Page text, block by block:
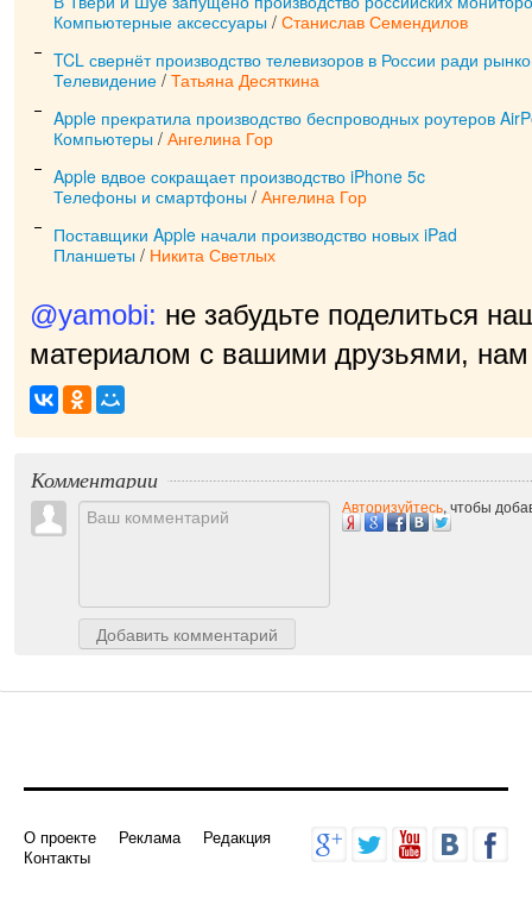
Компьютерные аксессуары / Станислав Семендилов
TCL свернёт производство телевизоров в России ради
Телевидение / Татьяна Десяткина
Apple прекратила производство беспроводных роутеров
Компьютеры / Ангелина Гор
Apple вдвое сокращает производство iPhone 5c
Телефоны и смартфоны / Ангелина Гор
Поставщики Apple начали производство новых iPad
Планшеты / Никита Светлых
@yamobi: не забудьте поделиться
материалом с вашими друзьями, нам
приятно!
Комментарии